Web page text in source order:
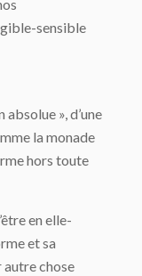
sensible
», d’une
la monade
hors toute
en elle-
et sa
autre chose